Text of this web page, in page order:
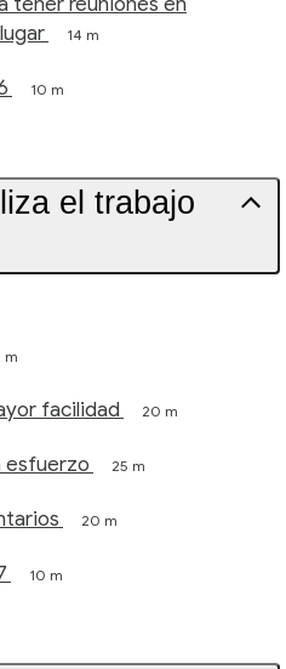
14 m
10 m
el trabajo
m
facilidad 20 m
esfuerzo 25 m
20 m
10 m